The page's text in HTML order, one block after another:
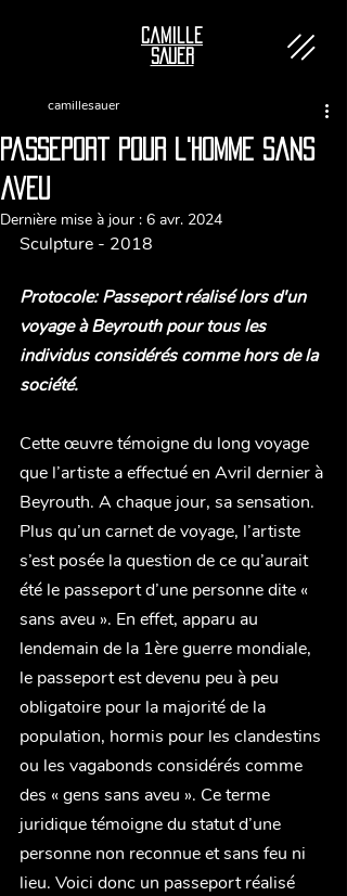
Camille
SAUER
passeport pour l'homme sans
aveu
camillesauer
Dernière mise à jour : 6 avr. 2024
Sculpture - 2018
Protocole: Passeport réalisé lors d'un
voyage à Beyrouth pour tous les
individus considérés comme hors de la
société.
Cette œuvre témoigne du long voyage
que l’artiste a effectué en Avril dernier à
Beyrouth. A chaque jour, sa sensation.
Plus qu’un carnet de voyage, l’artiste
s’est posée la question de ce qu’aurait
été le passeport d’une personne dite «
sans aveu ». En effet, apparu au
lendemain de la 1ère guerre mondiale,
le passeport est devenu peu à peu
obligatoire pour la majorité de la
population, hormis pour les clandestins
ou les vagabonds considérés comme
des « gens sans aveu ». Ce terme
juridique témoigne du statut d’une
personne non reconnue et sans feu ni
lieu. Voici donc un passeport réalisé